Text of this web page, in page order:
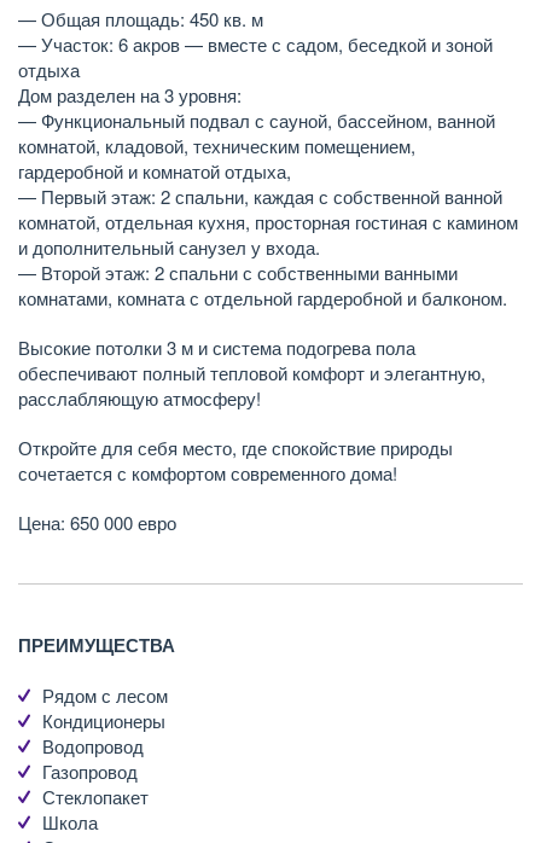
— Общая площадь: 450 кв. м
— Участок: 6 акров — вместе с садом, беседкой и зоной
отдыха
Дом разделен на 3 уровня:
— Функциональный подвал с сауной, бассейном, ванной
комнатой, кладовой, техническим помещением,
гардеробной и комнатой отдыха,
— Первый этаж: 2 спальни, каждая с собственной ванной
комнатой, отдельная кухня, просторная гостиная с камином
и дополнительный санузел у входа.
— Второй этаж: 2 спальни с собственными ванными
комнатами, комната с отдельной гардеробной и балконом.
Высокие потолки 3 м и система подогрева пола
обеспечивают полный тепловой комфорт и элегантную,
расслабляющую атмосферу!
Откройте для себя место, где спокойствие природы
сочетается с комфортом современного дома!
Цена: 650 000 евро
ПРЕИМУЩЕСТВА
Рядом с лесом
Кондиционеры
Водопровод
Газопровод
Стеклопакет
Школа